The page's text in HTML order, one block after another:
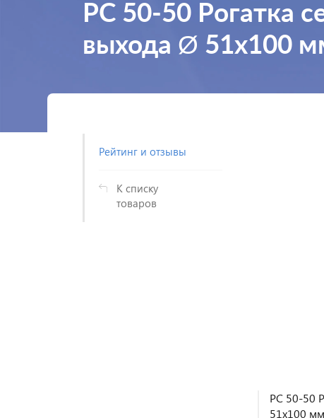
РС 50-50 Pогатка
выхода Ø 51х100
Рейтинг и отзывы
К списку
товаров
РС 50-50
51х100 мм